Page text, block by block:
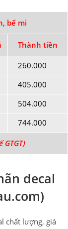
bế mi
Thành tiền
260.000
405.000
504.000
744.000
decal
chất lượng, giá